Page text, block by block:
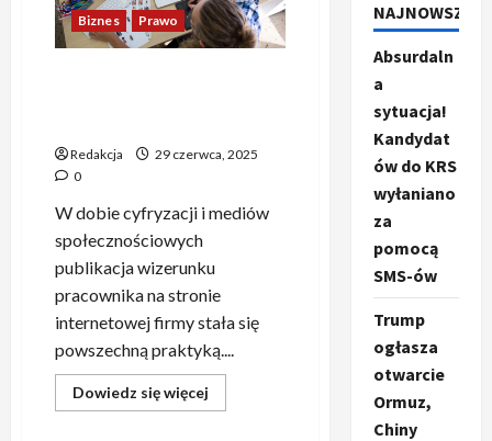
Biznes Prawo
Redakcja
29 czerwca, 2025
0
W dobie cyfryzacji i mediów
społecznościowych
publikacja wizerunku
pracownika na stronie
internetowej firmy stała się
powszechną praktyką....
Dowiedz się więcej
się
NAJNOWSZE
Absurdaln
a
sytuacja!
Kandydat
ów do KRS
wyłaniano
za
pomocą
SMS-ów
Trump
ogłasza
otwarcie
Ormuz,
Chiny